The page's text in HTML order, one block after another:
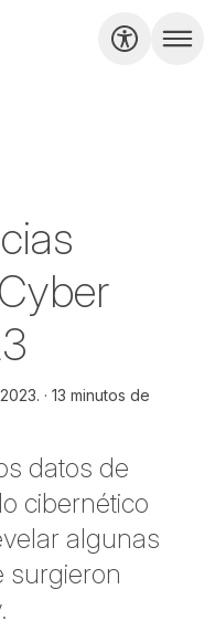
13 minutos de
datos de
cibernético
algunas
surgieron